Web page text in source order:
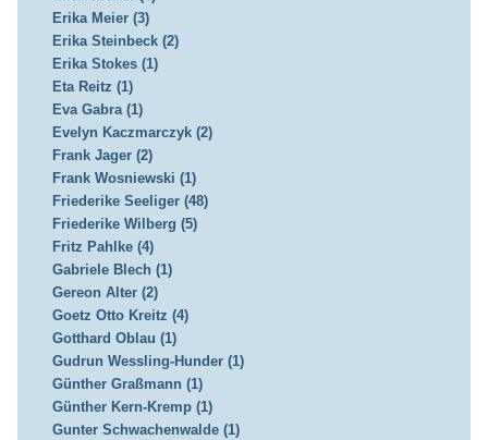
Erika Meier (3)
Erika Steinbeck (2)
Erika Stokes (1)
Eta Reitz (1)
Eva Gabra (1)
Evelyn Kaczmarczyk (2)
Frank Jager (2)
Frank Wosniewski (1)
Friederike Seeliger (48)
Friederike Wilberg (5)
Fritz Pahlke (4)
Gabriele Blech (1)
Gereon Alter (2)
Goetz Otto Kreitz (4)
Gotthard Oblau (1)
Gudrun Wessling-Hunder (1)
Günther Graßmann (1)
Günther Kern-Kremp (1)
Gunter Schwachenwalde (1)